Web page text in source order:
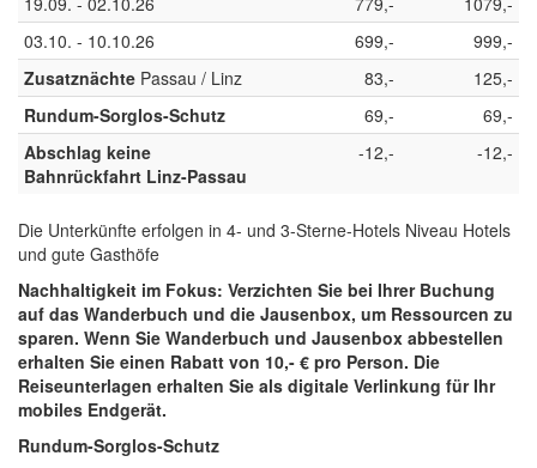
03.10. - 10.10.26
699,-
999,-
Zusatznächte Passau / Linz 83,-
125,-
Rundum-Sorglos-Schutz
69,-
69,-
Abschlag keine
Bahnrückfahrt Linz-Passau
-12,- -12,-
Die Unterkünfte erfolgen in 4- und 3-Sterne-Hotels Niveau Hotels
und gute Gasthöfe
Nachhaltigkeit im Fokus: Verzichten Sie bei Ihrer Buchung
auf das Wanderbuch und die Jausenbox, um Ressourcen zu
sparen. Wenn Sie Wanderbuch und Jausenbox abbestellen
erhalten Sie einen Rabatt von 10,- € pro Person. Die
Reiseunterlagen erhalten Sie als digitale Verlinkung für Ihr
mobiles Endgerät.
Rundum-Sorglos-Schutz